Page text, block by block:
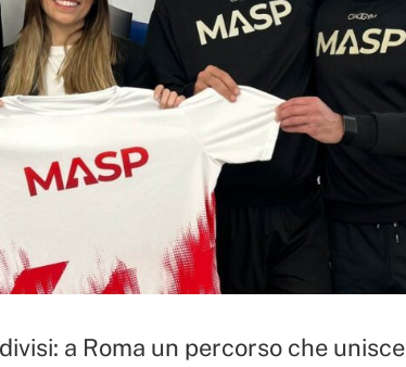
a Roma un percorso che unisce